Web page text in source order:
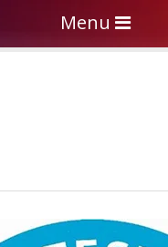
Toggle
navigation
Menu